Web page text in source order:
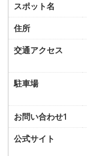
スポット名
住所
交通アクセス
駐車場
お問い合わせ1
公式サイト